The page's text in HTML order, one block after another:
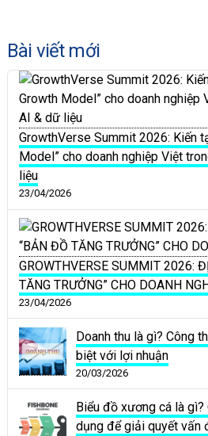
Bài viết mới
GrowthVerse Summit 2026: Kiến
Model” cho doanh nghiệp Việt
liệu
23/04/2026
GROWTHVERSE SUMMIT 2026:
TĂNG TRƯỞNG” CHO DOANH
23/04/2026
Doanh thu là gì? Công
biệt với lợi nhuận
20/03/2026
Biểu đồ xương cá là gì?
dụng để giải quyết vấn